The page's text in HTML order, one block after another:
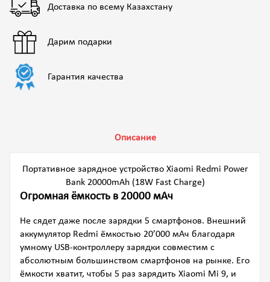
Доставка по всему Казахстану
Дарим подарки
Гарантия качества
Описание
Портативное зарядное устройство Xiaomi Redmi Power
Bank 20000mAh (18W Fast Charge)
Огромная ёмкость в 20000 мАч
Не сядет даже после зарядки 5 смартфонов. Внешний
аккумулятор Redmi ёмкостью 20’000 мАч благодаря
умному USB-контроллеру зарядки совместим с
абсолютным большинством смартфонов на рынке. Его
ёмкости хватит, чтобы 5 раз зарядить Xiaomi Mi 9, и